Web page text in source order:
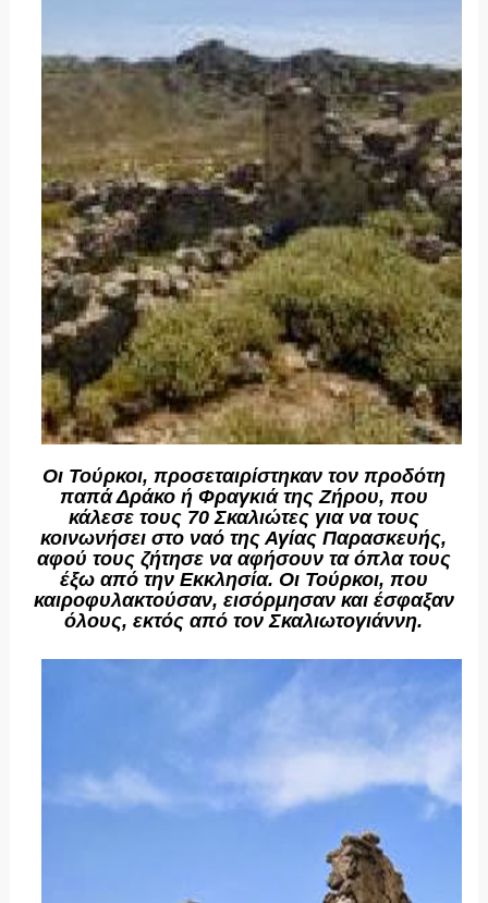
Οι Τούρκοι, προσεταιρίστηκαν τον προδότη
παπά Δράκο ή Φραγκιά της Ζήρου, που
κάλεσε τους 70 Σκαλιώτες για να τους
κοινωνήσει στο ναό της Αγίας Παρασκευής,
αφού τους ζήτησε να αφήσουν τα όπλα τους
έξω από την Εκκλησία. Οι Τούρκοι, που
καιροφυλακτούσαν, εισόρμησαν και έσφαξαν
όλους, εκτός από τον Σκαλιωτογιάννη.